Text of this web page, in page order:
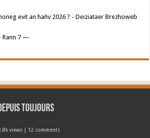
evit an hañv 2026 ? - Deiziataer Brezhoweb
Rann 7 —
toujours
views | 12 comments